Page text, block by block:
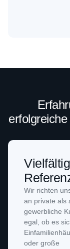
Wir richten
an private als
gewerbliche
egal, ob es
oder große